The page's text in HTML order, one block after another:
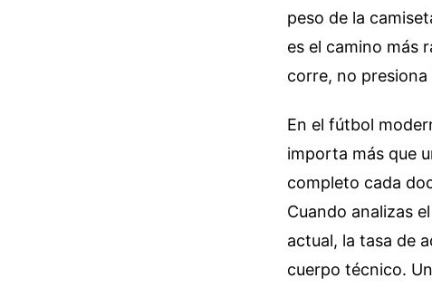
peso de la
es el camino más
corre, no
En el fútbol
importa más que
completo cada
Cuando analizas
actual, la tasa de
cuerpo técnico.